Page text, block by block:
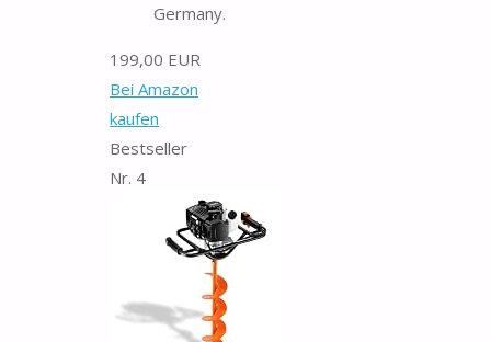
Germany.
199,00 EUR
Bei Amazon
kaufen
Bestseller
Nr. 4